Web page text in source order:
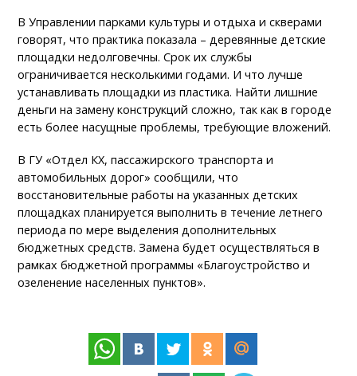
В Управлении парками культуры и отдыха и скверами
говорят, что практика показала – деревянные детские
площадки недолговечны. Срок их службы
ограничивается несколькими годами. И что лучше
устанавливать площадки из пластика. Найти лишние
деньги на замену конструкций сложно, так как в городе
есть более насущные проблемы, требующие вложений.
В ГУ «Отдел КХ, пассажирского транспорта и
автомобильных дорог» сообщили, что
восстановительные работы на указанных детских
площадках планируется выполнить в течение летнего
периода по мере выделения дополнительных
бюджетных средств. Замена будет осуществляться в
рамках бюджетной программы «Благоустройство и
озеленение населенных пунктов».